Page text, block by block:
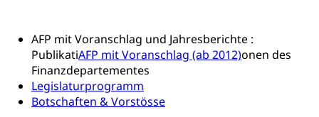
AFP mit Voranschlag und Jahresberichte :
PublikatiAFP mit Voranschlag (ab 2012)onen des
Finanzdepartementes
Legislaturprogramm
Botschaften & Vorstösse
Erwachsenenmatura
Bildungsgutscheine Grundkompetenzen
Bildung & Berufsabschluss für Erwachsene
Fachperson Betreuung (verkürzte
Berufliche Grundbildung
Lehre, Berufsfachschule, Lehrbetrieb, Lehrvertrag,
Berufsberatung, Qualifikationsverfahren,
Berufswahl & Berufsberatung, Schnupperlehre und
Lehrstellensuche, Berufsmaturität,